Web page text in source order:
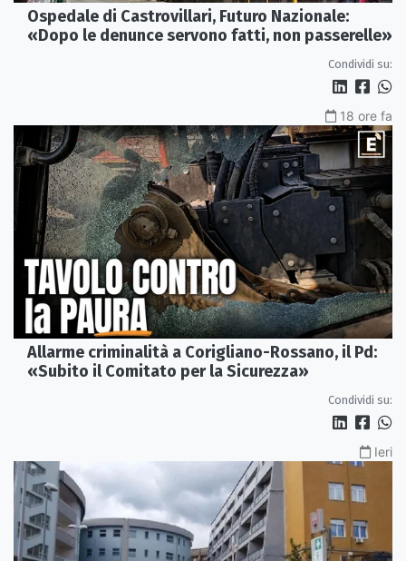
Ospedale di Castrovillari, Futuro Nazionale:
«Dopo le denunce servono fatti, non passerelle»
Condividi su:
18 ore fa
Allarme criminalità a Corigliano-Rossano, il Pd:
«Subito il Comitato per la Sicurezza»
Condividi su:
Ieri